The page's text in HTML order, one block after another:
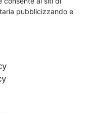
pubblicizzando e